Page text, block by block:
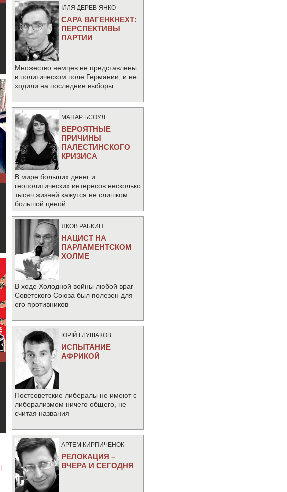
IЛЛЯ ДЕРЕВ`ЯНКО
САРА ВАГЕНКНЕХТ:
ПЕРСПЕКТИВЫ
ПАРТИИ
Множество немцев не представлены
в политическом поле Германии, и не
ходили на последние выборы
МАНАР БСОУЛ
ВЕРОЯТНЫЕ
ПРИЧИНЫ
ПАЛЕСТИНСКОГО
КРИЗИСА
В мире больших денег и
геополитических интересов несколько
тысяч жизней кажутся не слишком
большой ценой
ЯКОВ РАБКИН
НАЦИСТ НА
ПАРЛАМЕНТСКОМ
ХОЛМЕ
В ходе Холодной войны любой враг
Советского Союза был полезен для
его противников
ЮРIЙ ГЛУШАКОВ
ИСПЫТАНИЕ
АФРИКОЙ
Постсоветские либералы не имеют с
либерализмом ничего общего, не
считая названия
АРТЕМ КИРПИЧЕНОК
РЕЛОКАЦИЯ –
ВЧЕРА И СЕГОДНЯ